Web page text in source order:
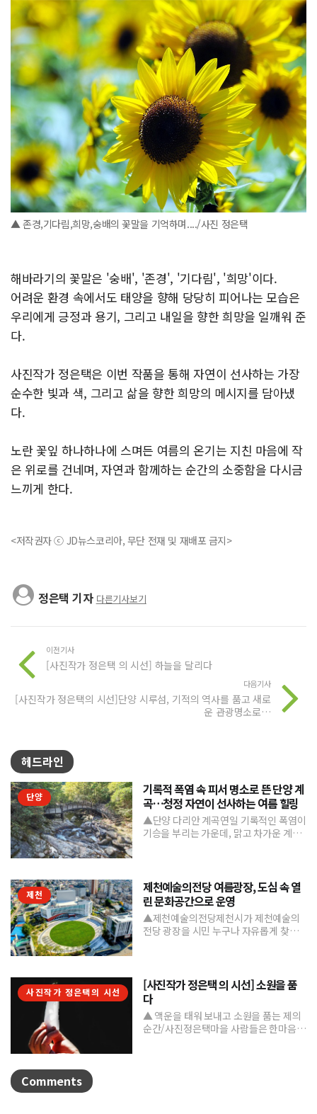
▲ 존경,기다림,희망,숭배의 꽃말을 기억하며..../사진 정은택
해바라기의 꽃말은 '숭배', '존경', '기다림', '희망'이다.
어려운 환경 속에서도 태양을 향해 당당히 피어나는 모습은
우리에게 긍정과 용기, 그리고 내일을 향한 희망을 일깨워 준
다.
사진작가 정은택은 이번 작품을 통해 자연이 선사하는 가장
순수한 빛과 색, 그리고 삶을 향한 희망의 메시지를 담아냈
다.
노란 꽃잎 하나하나에 스며든 여름의 온기는 지친 마음에 작
은 위로를 건네며, 자연과 함께하는 순간의 소중함을 다시금
느끼게 한다.
<저작권자 ⓒ JD뉴스코리아, 무단 전재 및 재배포 금지>
정은택 기자 다른기사보기
이전기사
[사진작가 정은택 의 시선] 하늘을 달리다
다음기사
[사진작가 정은택의 시선]단양 시루섬, 기적의 역사를 품고 새로
운 관광명소로…
헤드라인
단양
기록적 폭염 속 피서 명소로 뜬 단양 계
곡…청정 자연이 선사하는 여름 힐링
▲단양 다리안 계곡연일 기록적인 폭염이
기승을 부리는 가운데, 맑고 차가운 계곡
제천
제천예술의전당 여름광장, 도심 속 열
린 문화공간으로 운영
▲제천예술의전당제천시가 제천예술의
전당 광장을 시민 누구나 자유롭게 찾고
사진작가 정은택의 시선
[사진작가 정은택 의 시선] 소원을 품
다
▲ 액운을 태워 보내고 소원을 품는 제의
순간/사진정은택마을 사람들은 한마음으
Comments